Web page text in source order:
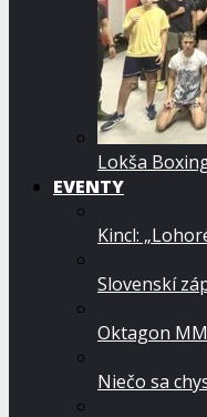
Lokša
EVENTY
Kincl:
Slovenskí
Oktagon
Niečo sa